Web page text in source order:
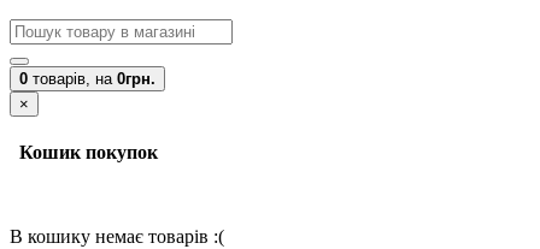
0 товарів, на 0грн.
×
Кошик покупок
В кошику немає товарів :(